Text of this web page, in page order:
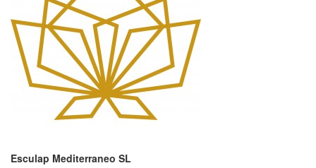
Esculap Mediterraneo SL